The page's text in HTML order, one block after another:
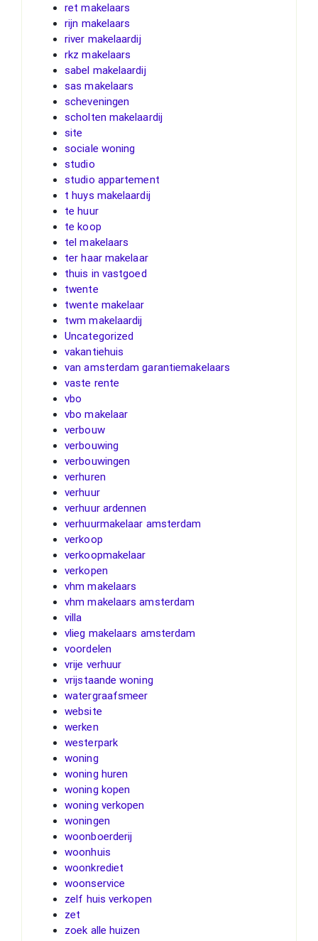
ret makelaars
rijn makelaars
river makelaardij
rkz makelaars
sabel makelaardij
sas makelaars
scheveningen
scholten makelaardij
site
sociale woning
studio
studio appartement
t huys makelaardij
te huur
te koop
tel makelaars
ter haar makelaar
thuis in vastgoed
twente
twente makelaar
twm makelaardij
Uncategorized
vakantiehuis
van amsterdam garantiemakelaars
vaste rente
vbo
vbo makelaar
verbouw
verbouwing
verbouwingen
verhuren
verhuur
verhuur ardennen
verhuurmakelaar amsterdam
verkoop
verkoopmakelaar
verkopen
vhm makelaars
vhm makelaars amsterdam
villa
vlieg makelaars amsterdam
voordelen
vrije verhuur
vrijstaande woning
watergraafsmeer
website
werken
westerpark
woning
woning huren
woning kopen
woning verkopen
woningen
woonboerderij
woonhuis
woonkrediet
woonservice
zelf huis verkopen
zet
zoek alle huizen